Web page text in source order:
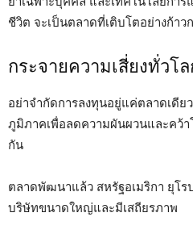
ชีวิต จะเป็นตลาดที่เติบโตอย่างก้าว
กระจายความเสี่ยงทั่วโล
อย่าจำกัดการลงทุนอยู่แค่ตลาดเดีย
ภูมิภาคเพื่อลดความผันผวนและคว้
กัน
ตลาดพัฒนาแล้ว สหรัฐอเมริกา ยุโ
บริษัทขนาดใหญ่และมีเสถียรภาพ